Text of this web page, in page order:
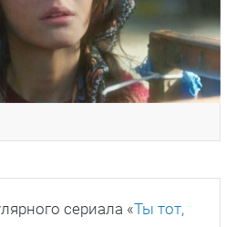
сериала «Ты тот,